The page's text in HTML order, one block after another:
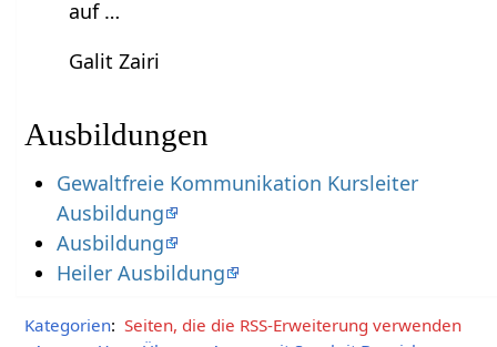
auf …
Galit Zairi
Ausbildungen
Gewaltfreie Kommunikation Kursleiter
Ausbildung
Ausbildung
Heiler Ausbildung
Kategorien: Seiten, die die RSS-Erweiterung verwenden